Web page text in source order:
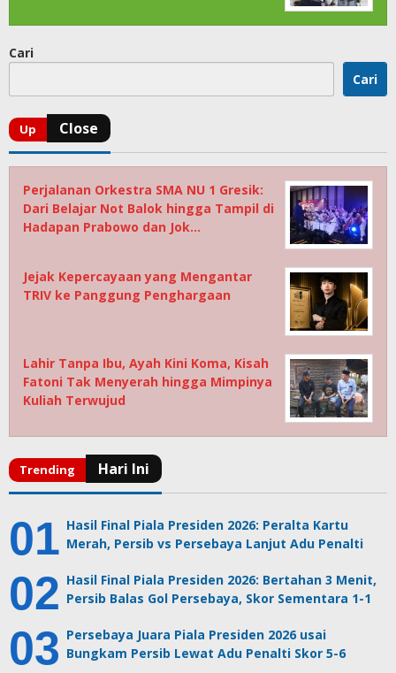
Cari
Cari
Perjalanan Orkestra SMA NU 1 Gresik:
Dari Belajar Not Balok hingga Tampil di
Hadapan Prabowo dan Jok…
Jejak Kepercayaan yang Mengantar
TRIV ke Panggung Penghargaan
Lahir Tanpa Ibu, Ayah Kini Koma, Kisah
Fatoni Tak Menyerah hingga Mimpinya
Kuliah Terwujud
Hasil Final Piala Presiden 2026: Peralta Kartu
Merah, Persib vs Persebaya Lanjut Adu Penalti
Hasil Final Piala Presiden 2026: Bertahan 3 Menit,
Persib Balas Gol Persebaya, Skor Sementara 1-1
Persebaya Juara Piala Presiden 2026 usai
Bungkam Persib Lewat Adu Penalti Skor 5-6